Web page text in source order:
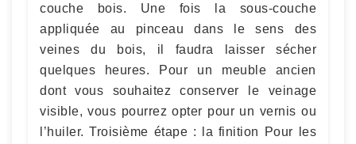
couche bois. Une fois la sous-couche
appliquée au pinceau dans le sens des
veines du bois, il faudra laisser sécher
quelques heures. Pour un meuble ancien
dont vous souhaitez conserver le veinage
visible, vous pourrez opter pour un vernis ou
l’huiler. Troisième étape : la finition Pour les